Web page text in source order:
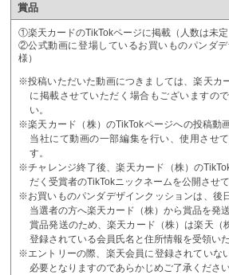
賞品
①楽天カードのTikTokページに掲載（人数は未定
②公式動画に登場しているお買いものパンダ
様）
※投稿いただいた動画につきましては、楽天カ
に掲載させていただく場合もございますの
い。
※楽天カード（株）のTikTokページへの投稿動
当社にて動画の一部編集を行い、使用させ
す。
※チャレンジ終了後、楽天カード（株）の
だく受賞者のTikTokニックネームを公開させ
※お買いものパンダデザインクッションは、後
当選者の方へ楽天カード（株）から賞品を発
賞品発送のため、楽天カード（株）は楽天（
登録されている会員氏名と住所情報を受領いた
※エントリーの際、楽天会員に登録されていな
必要となりますのであらかじめご了承ください